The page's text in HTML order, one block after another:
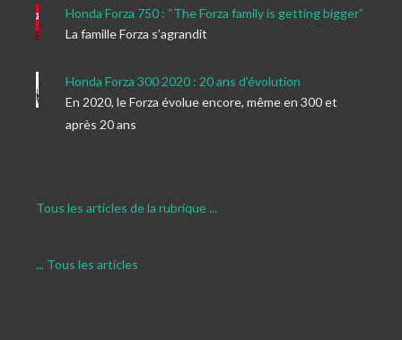
Honda Forza 750 : “The Forza family is getting bigger”
La famille Forza s’agrandit
Honda Forza 300 2020 : 20 ans d’évolution
En 2020, le Forza évolue encore, même en 300 et
après 20 ans
Tous les articles de la rubrique ...
... Tous les articles